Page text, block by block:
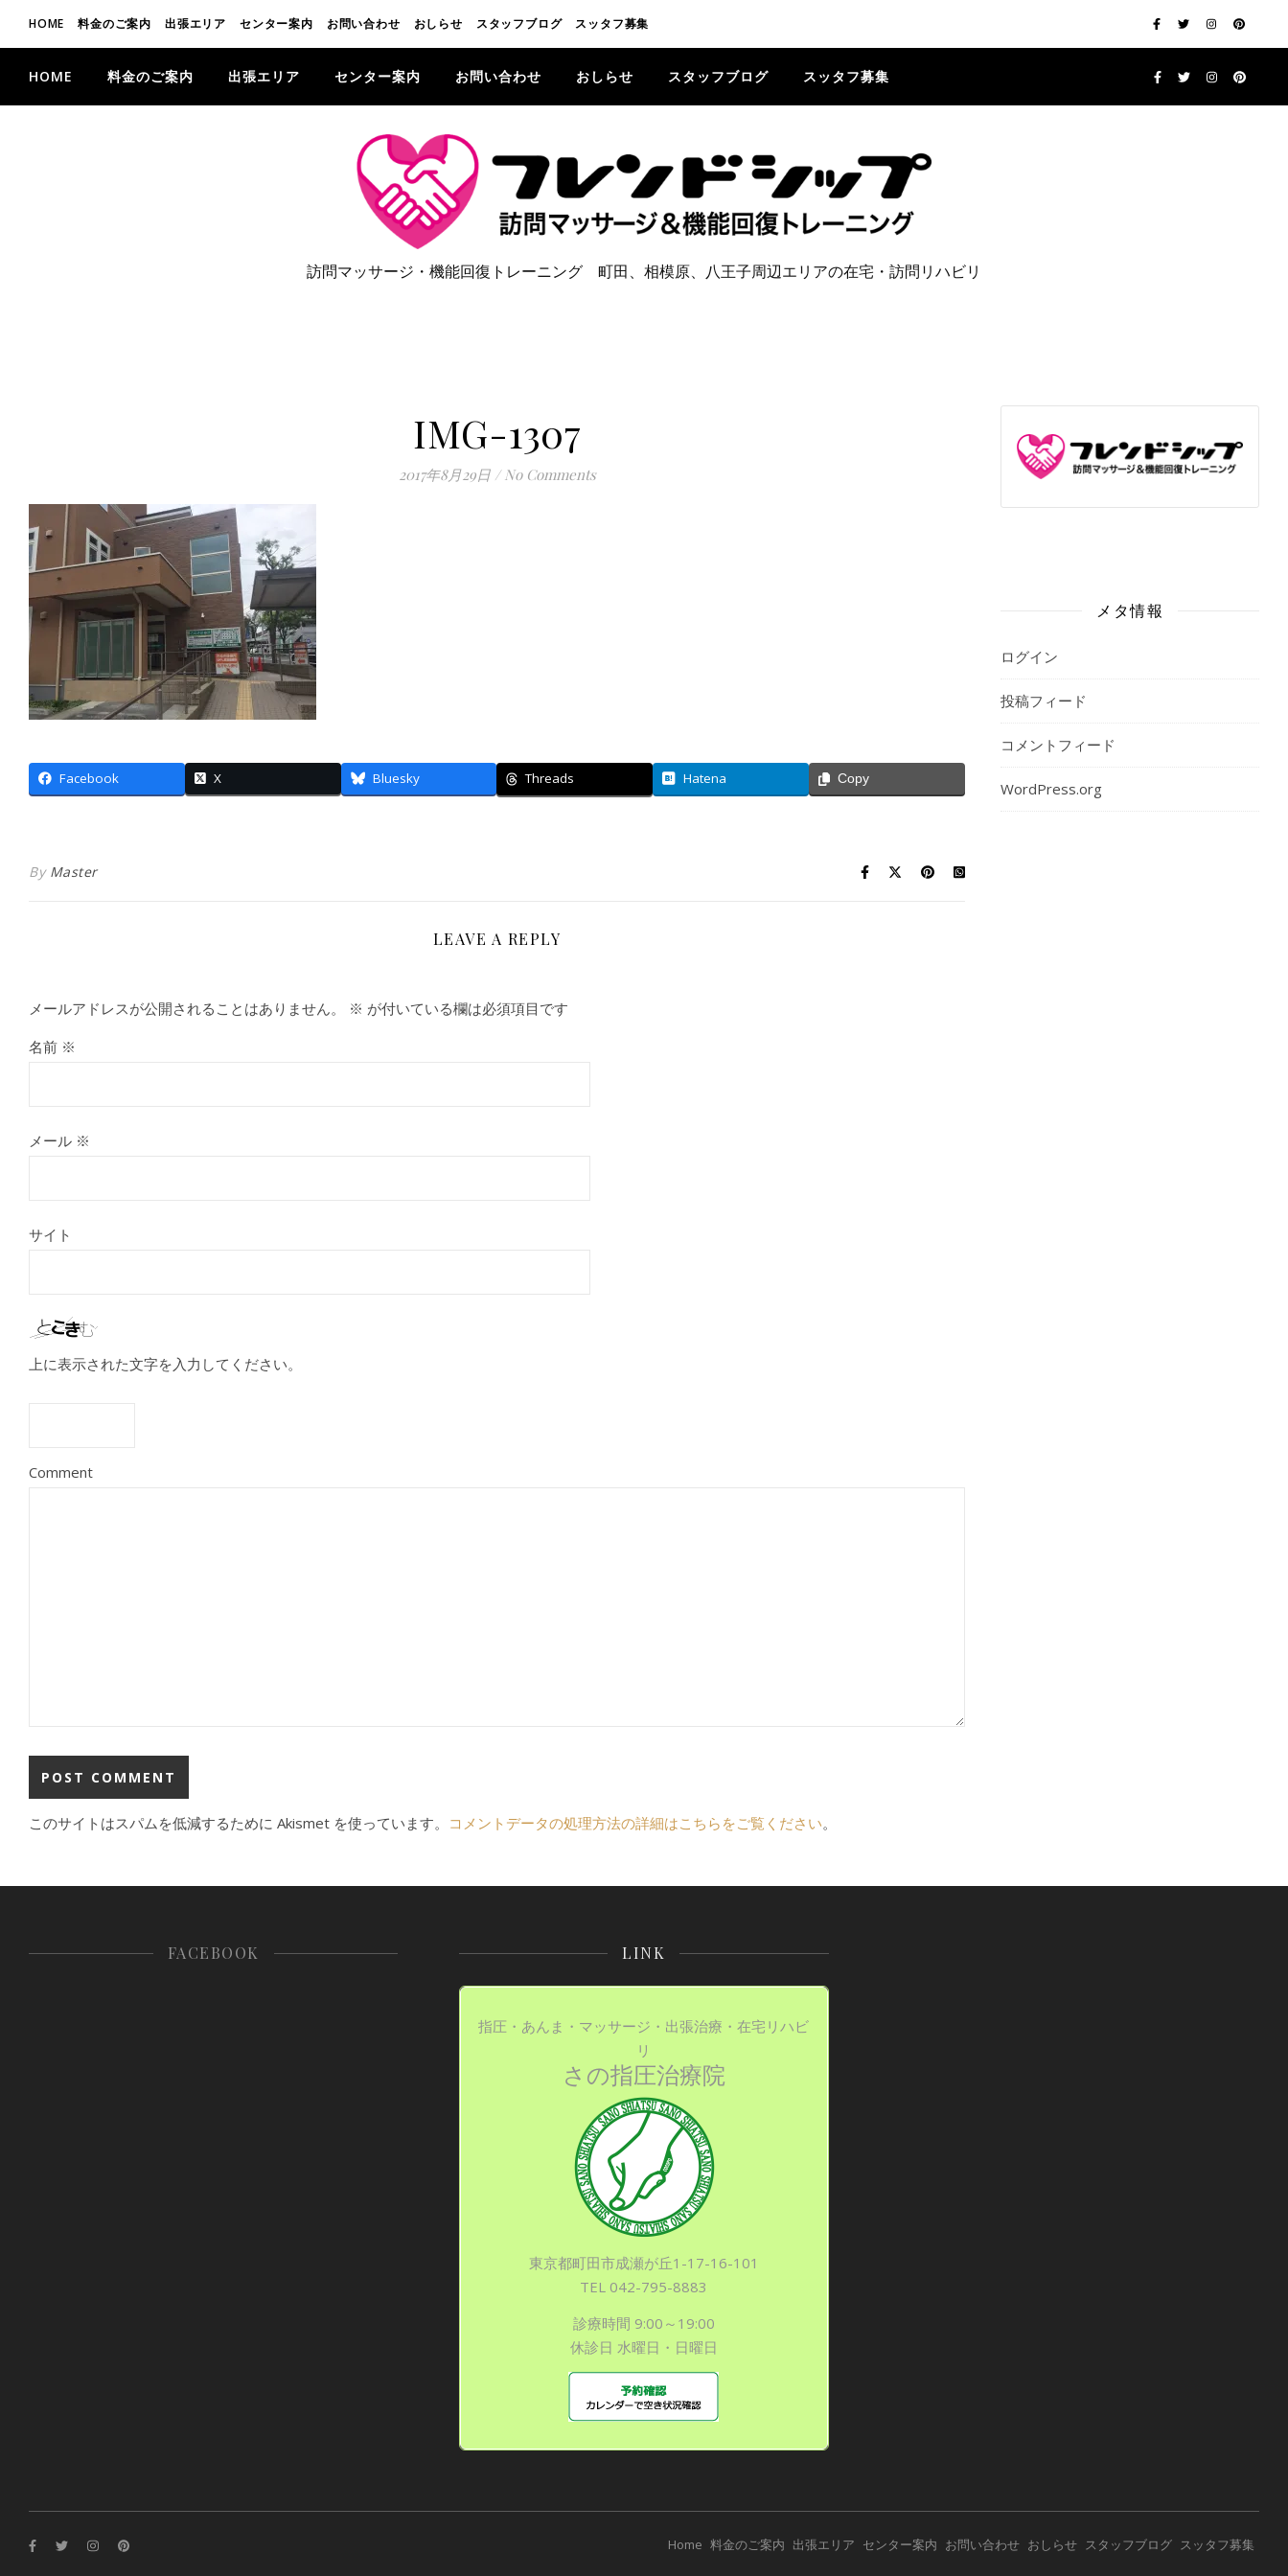
HOME 料金のご案内 出張エリア センター案内 お問い合わせ おしらせ スタッフブログ スッタフ募集
HOME 料金のご案内 出張エリア センター案内 お問い合わせ おしらせ スタッフブログ スッタフ募集
訪問マッサージ・機能回復トレーニング 町田、相模原、八王子周辺エリアの在宅・訪問リハビリ
IMG-1307
2017年8月29日 / No Comments
Facebook X Bluesky Threads Hatena Copy
By Master
LEAVE A REPLY
メールアドレスが公開されることはありません。 ※ が付いている欄は必須項目です
名前 ※
メール ※
サイト
上に表示された文字を入力してください。
Comment
このサイトはスパムを低減するために Akismet を使っています。 コメントデータの処理方法の詳細はこちらをご覧ください。
メタ情報
ログイン
投稿フィード
コメントフィード
WordPress.org
FACEBOOK LINK
指圧・あんま・マッサージ・出張治療・在宅リハビ
リ
さの指圧治療院
東京都町田市成瀬が丘1-17-16-101
TEL 042-795-8883
診療時間 9:00～19:00
休診日 水曜日・日曜日
Home 料金のご案内 出張エリア センター案内 お問い合わせ おしらせ スタッフブログ スッタフ募集